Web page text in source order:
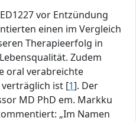
vor Entzündung
einen im Vergleich
Therapieerfolg in
Zudem
oral verabreichte
ist [1]. Der
MD PhD em. Markku
„Im Namen